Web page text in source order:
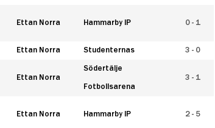
Ettan Norra Hammarby IP 0 - 1
Ettan Norra Studenternas 3 - 0
Ettan Norra
Södertälje
Fotbollsarena
3 - 1
Ettan Norra Hammarby IP 2 - 5